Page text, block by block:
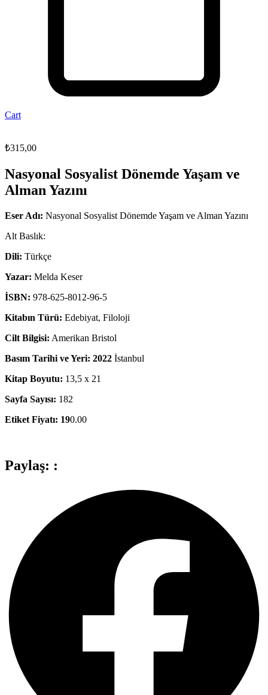
Cart
₺315,00
Nasyonal Sosyalist Dönemde Yaşam ve
Alman Yazını
Eser Adı: Nasyonal Sosyalist Dönemde Yaşam ve Alman Yazını
Alt Baslık:
Dili: Türkçe
Yazar: Melda Keser
İSBN: 978-625-8012-96-5
Kitabın Türü: Edebiyat, Filoloji
Cilt Bilgisi: Amerikan Bristol
Basım Tarihi ve Yeri: 2022 İstanbul
Kitap Boyutu: 13,5 x 21
Sayfa Sayısı: 182
Etiket Fiyatı: 190.00
Paylaş: :